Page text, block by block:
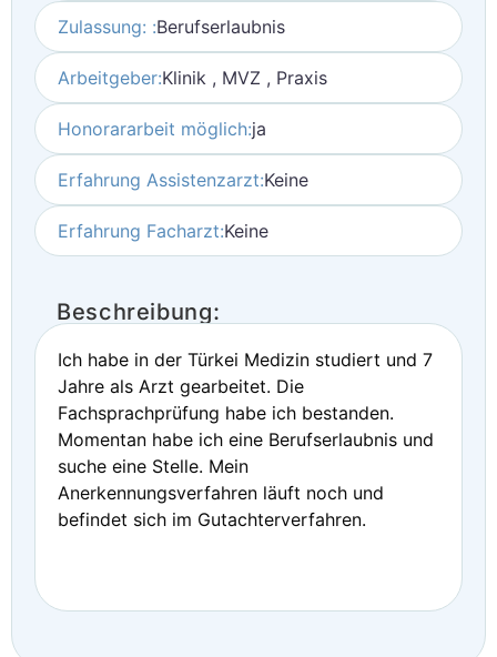
Zulassung: :Berufserlaubnis
Arbeitgeber:Klinik , MVZ , Praxis
Honorararbeit möglich:ja
Erfahrung Assistenzarzt:Keine
Erfahrung Facharzt:Keine
Beschreibung:
Ich habe in der Türkei Medizin studiert und 7
Jahre als Arzt gearbeitet. Die
Fachsprachprüfung habe ich bestanden.
Momentan habe ich eine Berufserlaubnis und
suche eine Stelle. Mein
Anerkennungsverfahren läuft noch und
befindet sich im Gutachterverfahren.